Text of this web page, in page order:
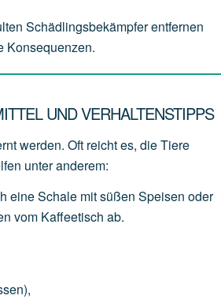
Schädlingsbekämpfer entfernen
Konsequenzen.
UND VERHALTENSTIPPS
werden. Oft reicht es, die Tiere
unter anderem:
eineSchale mitsüßen Speisen oder
vom Kaffeetisch ab.